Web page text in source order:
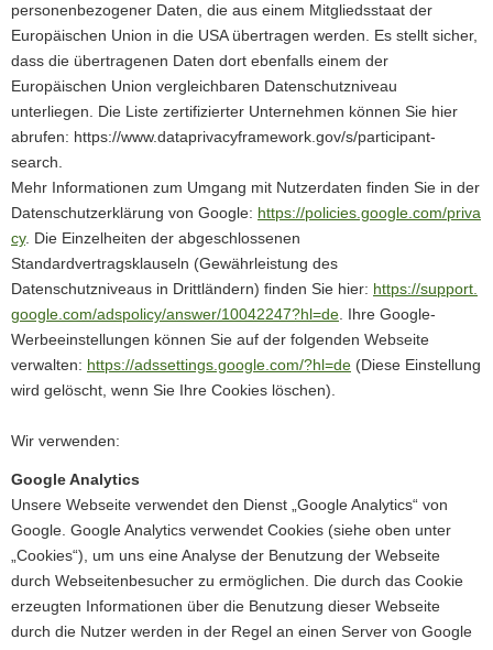
personenbezogener Daten, die aus einem Mitgliedsstaat der
Europäischen Union in die USA übertragen werden. Es stellt sicher,
dass die übertragenen Daten dort ebenfalls einem der
Europäischen Union vergleichbaren Datenschutzniveau
unterliegen. Die Liste zertifizierter Unternehmen können Sie hier
abrufen: https://www.dataprivacyframework.gov/s/participant-
search.
Mehr Informationen zum Umgang mit Nutzerdaten finden Sie in der
Datenschutzerklärung von Google: https://policies.google.com/priva
cy. Die Einzelheiten der abgeschlossenen
Standardvertragsklauseln (Gewährleistung des
Datenschutzniveaus in Drittländern) finden Sie hier: https://support.
google.com/adspolicy/answer/10042247?hl=de . Ihre Google-
Werbeeinstellungen können Sie auf der folgenden Webseite
verwalten: https://adssettings.google.com/?hl=de (Diese Einstellung
wird gelöscht, wenn Sie Ihre Cookies löschen).
Wir verwenden:
Google Analytics
Unsere Webseite verwendet den Dienst „Google Analytics“ von
Google. Google Analytics verwendet Cookies (siehe oben unter
„Cookies“), um uns eine Analyse der Benutzung der Webseite
durch Webseitenbesucher zu ermöglichen. Die durch das Cookie
erzeugten Informationen über die Benutzung dieser Webseite
durch die Nutzer werden in der Regel an einen Server von Google